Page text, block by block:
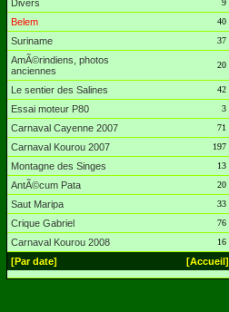
Divers 9
Belem 40
Suriname 37
AmÃ©rindiens, photos
anciennes
20
Le sentier des Salines 42
Essai moteur P80 3
Carnaval Cayenne 2007 71
Carnaval Kourou 2007 197
Montagne des Singes 13
AntÃ©cum Pata 20
Saut Maripa 33
Crique Gabriel 76
Carnaval Kourou 2008 16
[Par date] [Accueil]